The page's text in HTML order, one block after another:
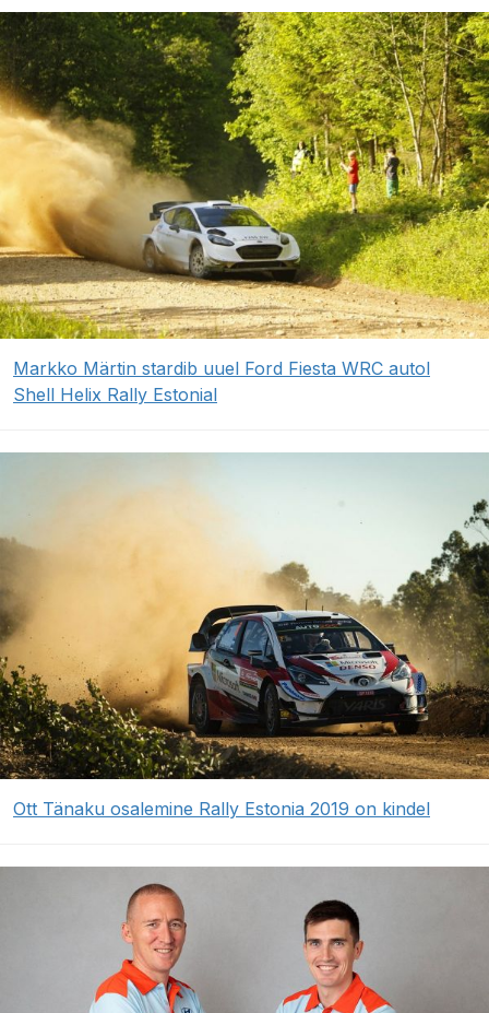
Markko Märtin stardib uuel Ford Fiesta WRC autol
Shell Helix Rally Estonial
Ott Tänaku osalemine Rally Estonia 2019 on kindel